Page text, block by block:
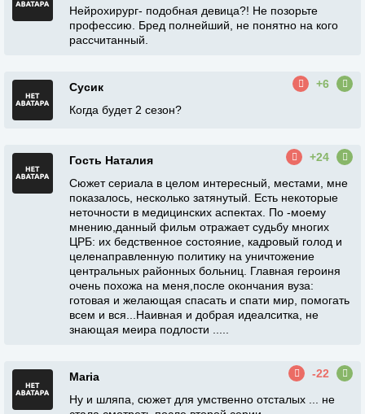
Нейрохирург- подобная девица?! Не позорьте
профессию. Бред полнейший, не понятно на кого
рассчитанный.
Сусик
+6
Когда будет 2 сезон?
Гость Наталия
+24
Сюжет сериала в целом интересный, местами, мне
показалось, несколько затянутый. Есть некоторые
неточности в медицинских аспектах. По -моему
мнению,данный фильм отражает судьбу многих
ЦРБ: их бедственное состояние, кадровый голод и
целенаправленную политику на уничтожение
центральных районных больниц. Главная героиня
очень похожа на меня,после окончания вуза:
готовая и желающая спасать и спати мир, помогать
всем и вся...Наивная и добрая идеалситка, не
знающая меира подлости .....
Maria
-22
Ну и шляпа, сюжет для умственно отсталых ... не